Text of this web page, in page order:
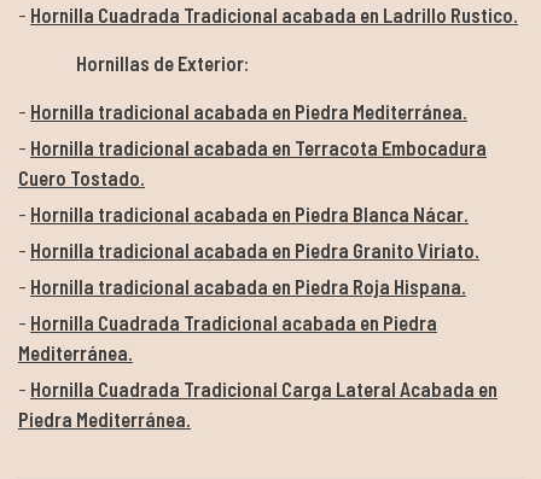
Hornilla Cuadrada Tradicional acabada en Ladrillo Rustico.
Hornillas de Exterior:
Hornilla tradicional acabada en Piedra Mediterránea.
Hornilla tradicional acabada en Terracota Embocadura
Cuero Tostado.
Hornilla tradicional acabada en Piedra Blanca Nácar.
Hornilla tradicional acabada en Piedra Granito Viriato.
Hornilla tradicional acabada en Piedra Roja Hispana.
Hornilla Cuadrada Tradicional acabada en Piedra
Mediterránea.
Hornilla Cuadrada Tradicional Carga Lateral Acabada en
Piedra Mediterránea.